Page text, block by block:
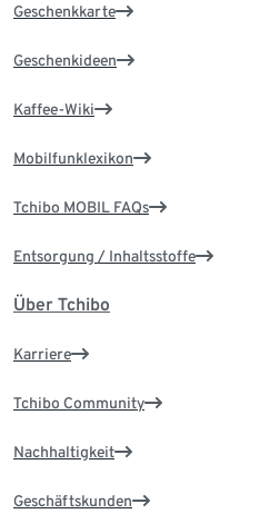
Geschenkkarte
Geschenkideen
Kaffee-Wiki
Mobilfunklexikon
Tchibo MOBIL FAQs
Entsorgung / Inhaltsstoffe
Über Tchibo
Karriere
Tchibo Community
Nachhaltigkeit
Geschäftskunden